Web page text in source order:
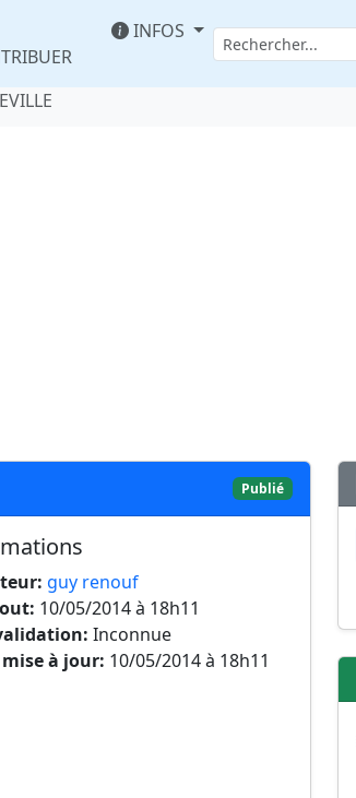
INFOS
Publié
guy renouf
10/05/2014 à 18h11
Inconnue
à jour: 10/05/2014 à 18h11